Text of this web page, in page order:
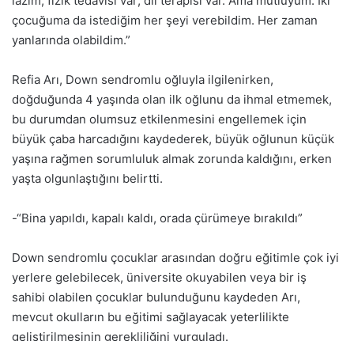
çocuğuma da istediğim her şeyi verebildim. Her zaman
yanlarında olabildim.”
Refia Arı, Down sendromlu oğluyla ilgilenirken,
doğduğunda 4 yaşında olan ilk oğlunu da ihmal etmemek,
bu durumdan olumsuz etkilenmesini engellemek için
büyük çaba harcadığını kaydederek, büyük oğlunun küçük
yaşına rağmen sorumluluk almak zorunda kaldığını, erken
yaşta olgunlaştığını belirtti.
-“Bina yapıldı, kapalı kaldı, orada çürümeye bırakıldı”
Down sendromlu çocuklar arasından doğru eğitimle çok iyi
yerlere gelebilecek, üniversite okuyabilen veya bir iş
sahibi olabilen çocuklar bulunduğunu kaydeden Arı,
mevcut okulların bu eğitimi sağlayacak yeterlilikte
geliştirilmesinin gerekliliğini vurguladı.